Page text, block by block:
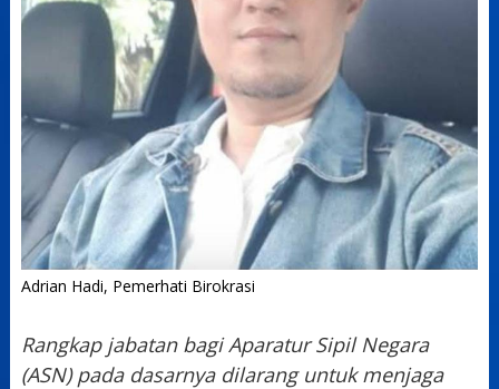
Adrian Hadi, Pemerhati Birokrasi
Rangkap jabatan bagi Aparatur Sipil Negara
(ASN) pada dasarnya dilarang untuk menjaga